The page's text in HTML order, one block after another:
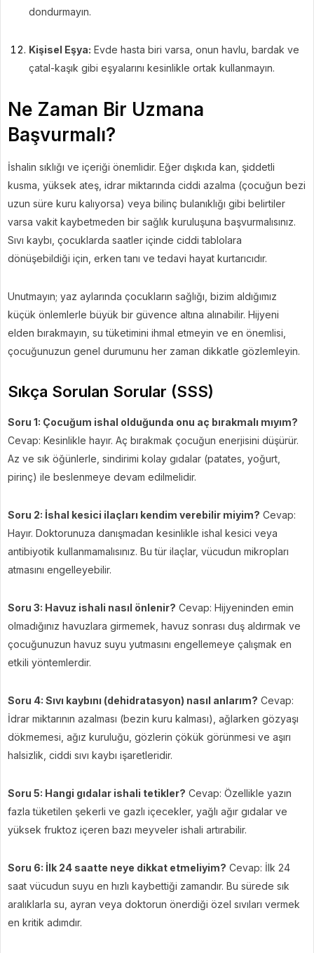
dondurmayın.
Kişisel Eşya: Evde hasta biri varsa, onun havlu, bardak ve
çatal-kaşık gibi eşyalarını kesinlikle ortak kullanmayın.
Ne Zaman Bir Uzmana
Başvurmalı?
İshalin sıklığı ve içeriği önemlidir. Eğer dışkıda kan, şiddetli
kusma, yüksek ateş, idrar miktarında ciddi azalma (çocuğun bezi
uzun süre kuru kalıyorsa) veya bilinç bulanıklığı gibi belirtiler
varsa vakit kaybetmeden bir sağlık kuruluşuna başvurmalısınız.
Sıvı kaybı, çocuklarda saatler içinde ciddi tablolara
dönüşebildiği için, erken tanı ve tedavi hayat kurtarıcıdır.
Unutmayın; yaz aylarında çocukların sağlığı, bizim aldığımız
küçük önlemlerle büyük bir güvence altına alınabilir. Hijyeni
elden bırakmayın, su tüketimini ihmal etmeyin ve en önemlisi,
çocuğunuzun genel durumunu her zaman dikkatle gözlemleyin.
Sıkça Sorulan Sorular (SSS)
Soru 1: Çocuğum ishal olduğunda onu aç bırakmalı mıyım?
Cevap: Kesinlikle hayır. Aç bırakmak çocuğun enerjisini düşürür.
Az ve sık öğünlerle, sindirimi kolay gıdalar (patates, yoğurt,
pirinç) ile beslenmeye devam edilmelidir.
Soru 2: İshal kesici ilaçları kendim verebilir miyim? Cevap:
Hayır. Doktorunuza danışmadan kesinlikle ishal kesici veya
antibiyotik kullanmamalısınız. Bu tür ilaçlar, vücudun mikropları
atmasını engelleyebilir.
Soru 3: Havuz ishali nasıl önlenir? Cevap: Hijyeninden emin
olmadığınız havuzlara girmemek, havuz sonrası duş aldırmak ve
çocuğunuzun havuz suyu yutmasını engellemeye çalışmak en
etkili yöntemlerdir.
Soru 4: Sıvı kaybını (dehidratasyon) nasıl anlarım? Cevap:
İdrar miktarının azalması (bezin kuru kalması), ağlarken gözyaşı
dökmemesi, ağız kuruluğu, gözlerin çökük görünmesi ve aşırı
halsizlik, ciddi sıvı kaybı işaretleridir.
Soru 5: Hangi gıdalar ishali tetikler? Cevap: Özellikle yazın
fazla tüketilen şekerli ve gazlı içecekler, yağlı ağır gıdalar ve
yüksek fruktoz içeren bazı meyveler ishali artırabilir.
Soru 6: İlk 24 saatte neye dikkat etmeliyim? Cevap: İlk 24
saat vücudun suyu en hızlı kaybettiği zamandır. Bu sürede sık
aralıklarla su, ayran veya doktorun önerdiği özel sıvıları vermek
en kritik adımdır.